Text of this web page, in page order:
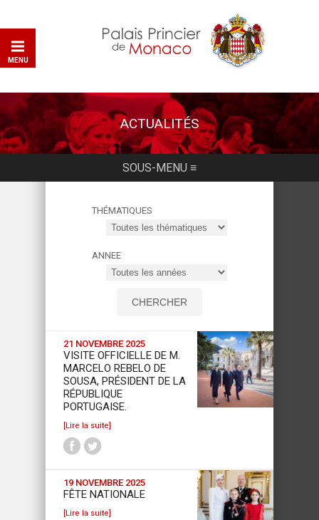
MENU
ACTUALITÉS
THÉMATIQUES
ANNEE
21 NOVEMBRE 2025
VISITE OFFICIELLE DE M.
MARCELO REBELO DE
SOUSA, PRÉSIDENT DE LA
RÉPUBLIQUE
PORTUGAISE.
[Lire la suite]
19 NOVEMBRE 2025
FÊTE NATIONALE
[Lire la suite]
SOUS-MENU ≡